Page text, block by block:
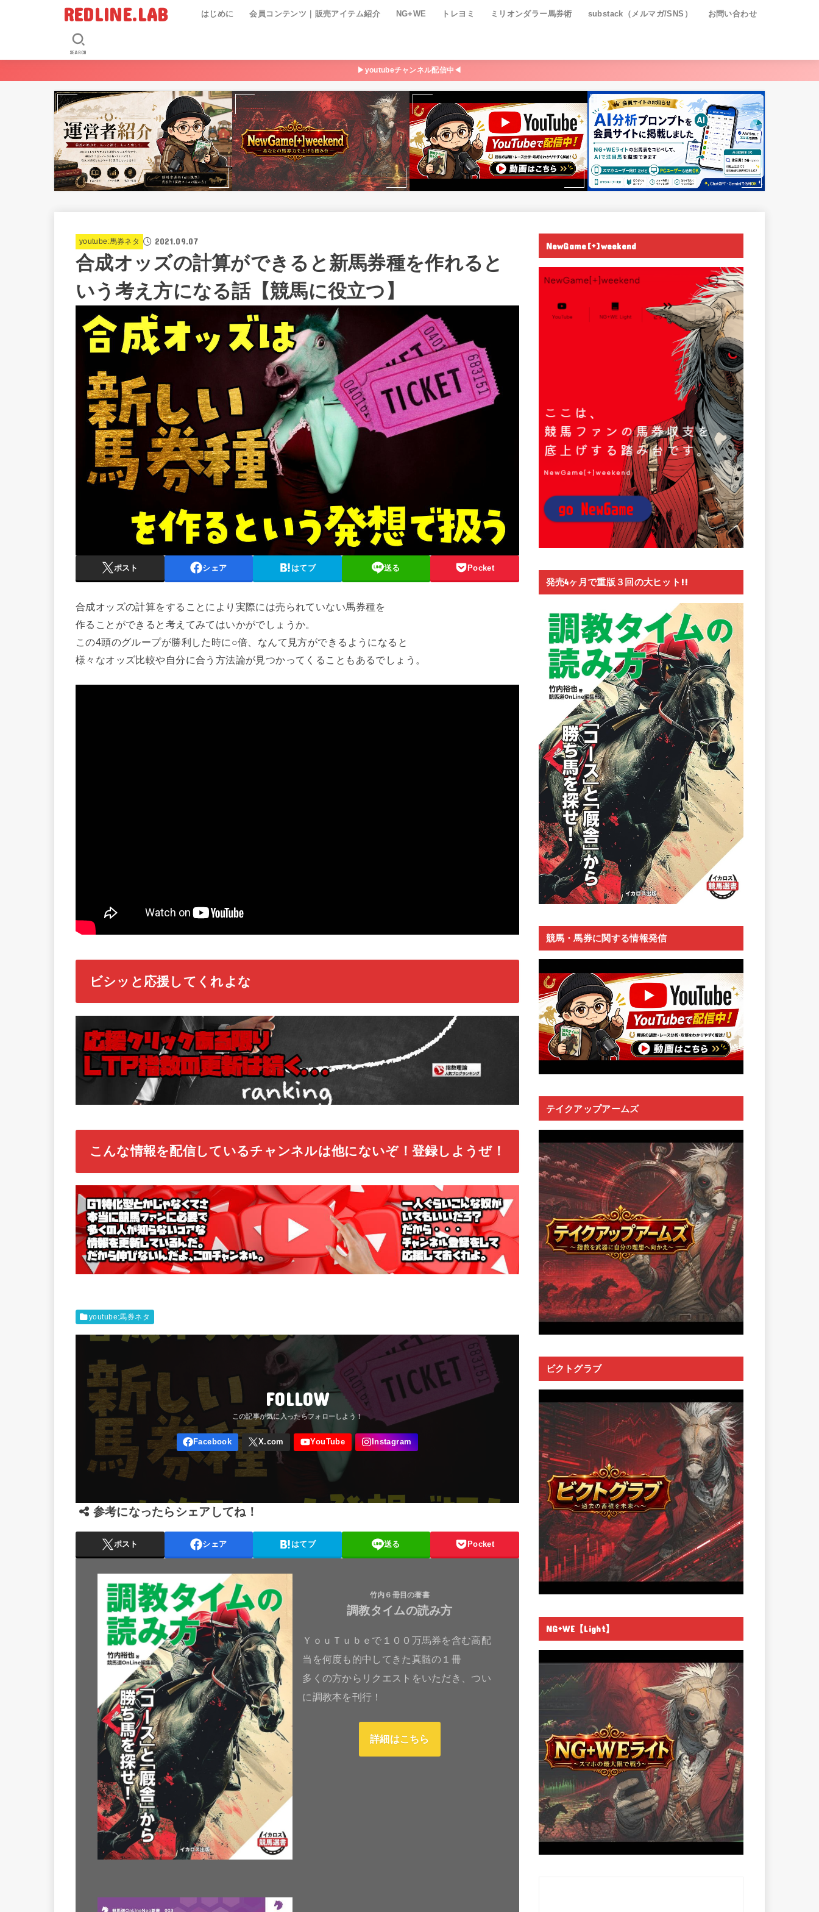
REDLINE.LAB はじめに 会員コンテンツ｜販売アイテム紹介 NG+WE トレヨミ ミリオンダラー馬券術 substack（メルマガ/SNS） お問い合わせ
SEARCH
▶youtubeチャンネル配信中◀
youtube:馬券ネタ 2021.09.07
合成オッズの計算ができると新馬券種を作れると
いう考え方になる話【競馬に役立つ】
ポスト シェア はてブ 送る Pocket
合成オッズの計算をすることにより実際には売られていない馬券種を
作ることができると考えてみてはいかがでしょうか。
この4頭のグループが勝利した時に○倍、なんて見方ができるようになると
様々なオッズ比較や自分に合う方法論が見つかってくることもあるでしょう。
ビシッと応援してくれよな
こんな情報を配信しているチャンネルは他にないぞ！登録しようぜ！
youtube:馬券ネタ
FOLLOW
参考になったらシェアしてね！
ポスト シェア はてブ 送る Pocket
竹内６冊目の著書
調教タイムの読み方
ＹｏｕＴｕｂｅで１００万馬券を含む高配
当を何度も的中してきた真髄の１冊
多くの方からリクエストをいただき、つい
に調教本を刊行！
詳細はこちら
NewGame[+]weekend
発売4ヶ月で重版３回の大ヒット!!
競馬・馬券に関する情報発信
テイクアップアームズ
ビクトグラブ
NG+WE【Light】